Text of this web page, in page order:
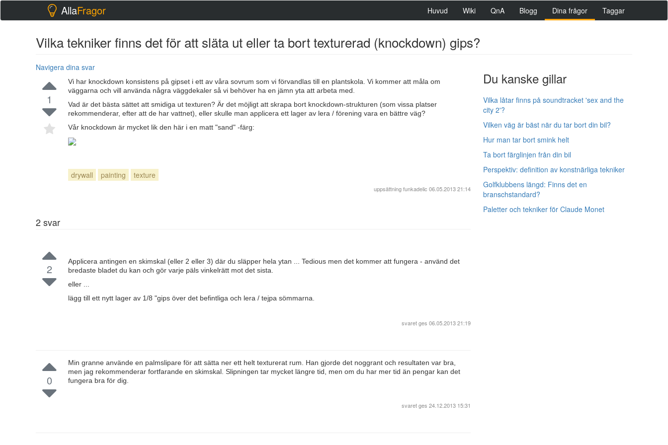
AllaFragor Huvud Wiki QnA Blogg Dina frågor Taggar
Vilka tekniker finns det för att släta ut eller ta bort texturerad (knockdown) gips?
Navigera dina svar
Du kanske gillar
Vilka låtar finns på soundtracket 'sex and the
city 2'?
Vilken väg är bäst när du tar bort din bil?
Hur man tar bort smink helt
Ta bort färglinjen från din bil
Perspektiv: definition av konstnärliga tekniker
Golfklubbens längd: Finns det en
branschstandard?
Paletter och tekniker för Claude Monet
1
Vi har knockdown konsistens på gipset i ett av våra sovrum som vi förvandlas till en plantskola. Vi kommer att måla om
väggarna och vill använda några väggdekaler så vi behöver ha en jämn yta att arbeta med.
Vad är det bästa sättet att smidiga ut texturen? Är det möjligt att skrapa bort knockdown-strukturen (som vissa platser
rekommenderar, efter att de har vattnet), eller skulle man applicera ett lager av lera / förening vara en bättre väg?
Vår knockdown är mycket lik den här i en matt "sand" -färg:
drywall painting texture
uppsättningfunkadelic 06.05.2013 21:14
2svar
2
Applicera antingen en skimskal (eller 2 eller 3) där du släpper hela ytan ... Tedious men det kommer att fungera - använd det
bredaste bladet du kan och gör varje päls vinkelrätt mot det sista.
eller ...
lägg till ett nytt lager av 1/8 "gips över det befintliga och lera / tejpa sömmarna.
svaret ges 06.05.2013 21:19
0
Min granne använde en palmslipare för att sätta ner ett helt texturerat rum. Han gjorde det noggrant och resultaten var bra,
men jag rekommenderar fortfarande en skimskal. Slipningen tar mycket längre tid, men om du har mer tid än pengar kan det
fungera bra för dig.
svaret ges 24.12.2013 15:31